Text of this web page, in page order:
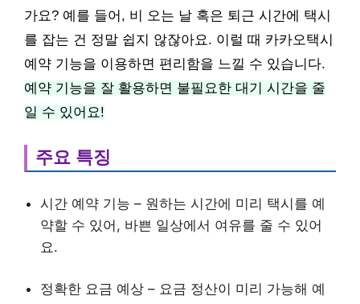
가요? 예를 들어, 비 오는 날 혹은 퇴근 시간에 택시
를 잡는 건 정말 쉽지 않잖아요. 이럴 때 카카오택시
예약 기능을 이용하면 편리함을 느낄 수 있습니다.
예약 기능을 잘 활용하면 불필요한 대기 시간을 줄
일 수 있어요!
주요 특징
시간 예약 기능 – 원하는 시간에 미리 택시를 예
약할 수 있어, 바쁜 일상에서 여유를 줄 수 있어
요.
정확한 요금 예상 – 요금 정산이 미리 가능해 예